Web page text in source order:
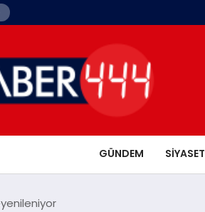
GÜNDEM SIYASET
yenileniyor